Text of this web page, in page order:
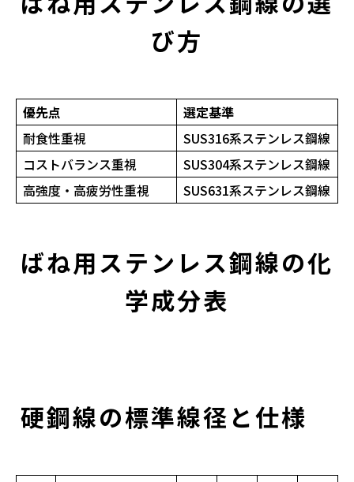
び方
優先点
選定基準
耐食性重視
SUS316系ステンレス鋼線
コストバランス重視
SUS304系ステンレス鋼線
高強度・高疲労性重視
SUS631系ステンレス鋼線
ばね用ステンレス鋼線の化
学成分表
硬鋼線の標準線径と仕様